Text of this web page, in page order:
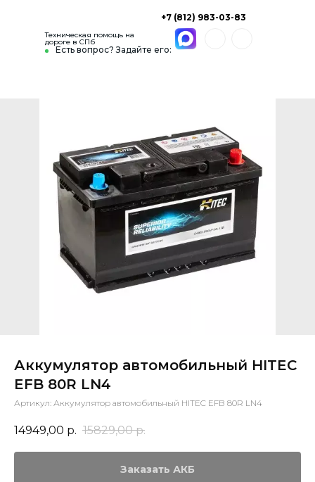
Есть вопрос? Задайте его:
+7 (812) 983-03-83
Техническая помощь на
дороге в СПб
Аккумулятор автомобильный HITEC
EFB 80R LN4
Артикул: Аккумулятор автомобильный HITEC EFB 80R LN4
14949,00 р. 15829,00 р.
Заказать АКБ